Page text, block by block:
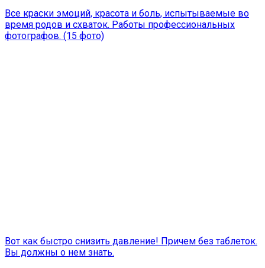
Все краски эмоций, красота и боль, испытываемые во
время родов и схваток. Работы профессиональных
фотографов. (15 фото)
Вот как быстро снизить давление! Причем без таблеток.
Вы должны о нем знать.